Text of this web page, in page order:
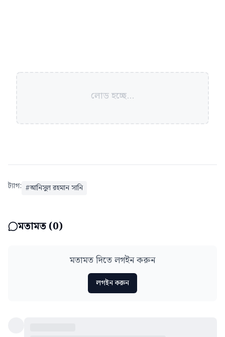
লোড হচ্ছে...
ট্যাগ: #আনিসুল রহমান সানি
মতামত (0)
মতামত দিতে লগইন করুন
লগইন করুন